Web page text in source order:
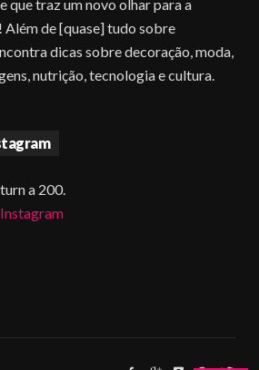
que traz um novo olhar para a
Além de [quase] tudo sobre
dicas sobre decoração, moda,
nutrição, tecnologia e cultura.
a 200.